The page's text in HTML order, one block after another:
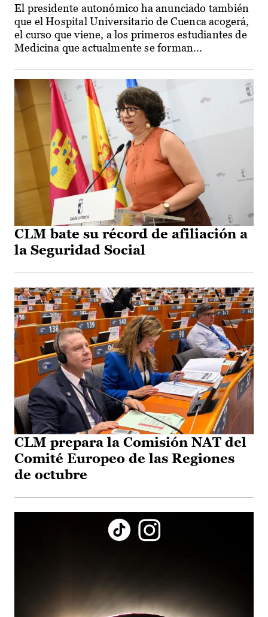
El presidente autonómico ha anunciado también
que el Hospital Universitario de Cuenca acogerá,
el curso que viene, a los primeros estudiantes de
Medicina que actualmente se forman...
CLM bate su récord de afiliación a
la Seguridad Social
CLM prepara la Comisión NAT del
Comité Europeo de las Regiones
de octubre